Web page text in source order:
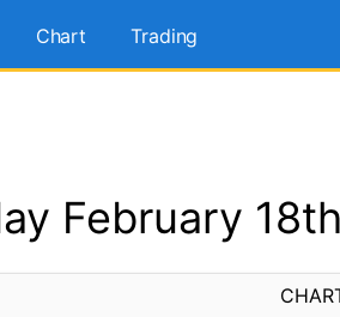
Chart Trading
February